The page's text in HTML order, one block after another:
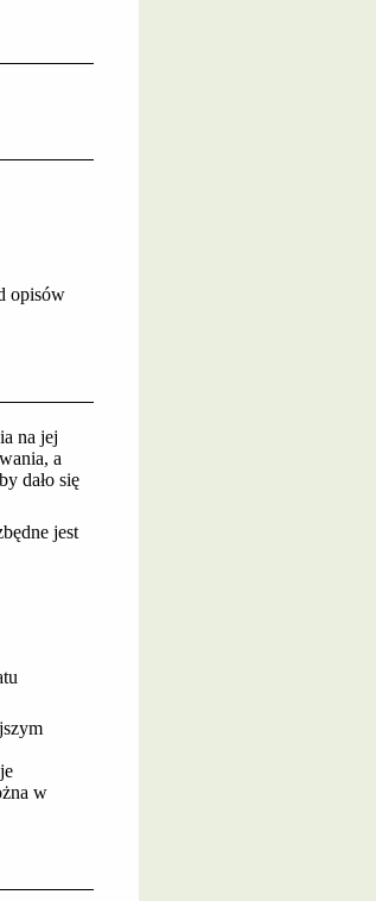
opisów
na jej
a
dało się
jest
w